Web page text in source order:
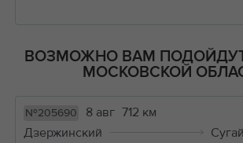
ВОЗМОЖНО ВАМ
МОСКОВСКОЙ
№205690 8 авг 712 км
Дзержинский